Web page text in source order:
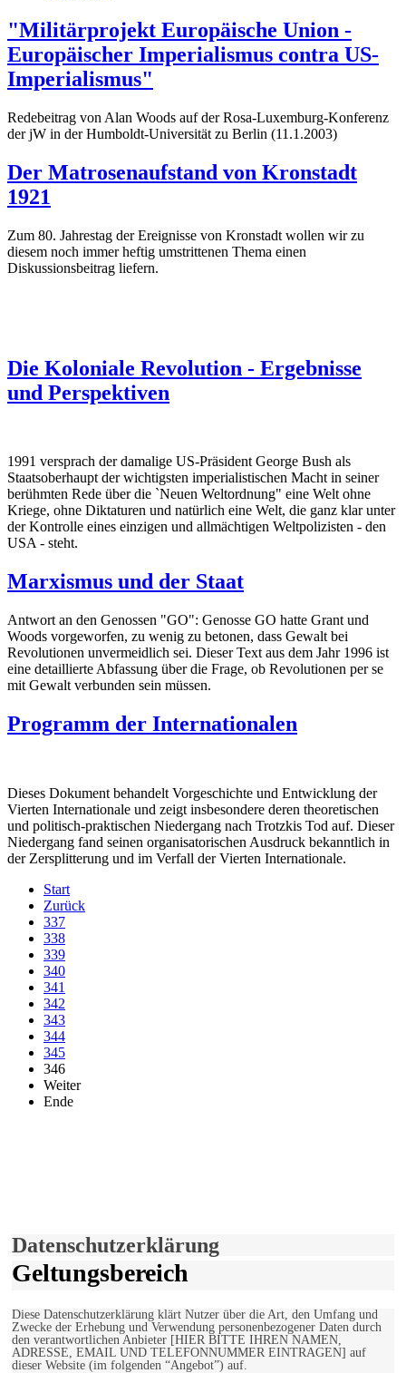
"Militärprojekt Europäische Union -
Europäischer Imperialismus contra US-
Imperialismus"
Redebeitrag von Alan Woods auf der Rosa-Luxemburg-Konferenz
der jW in der Humboldt-Universität zu Berlin (11.1.2003)
Der Matrosenaufstand von Kronstadt
1921
Zum 80. Jahrestag der Ereignisse von Kronstadt wollen wir zu
diesem noch immer heftig umstrittenen Thema einen
Diskussionsbeitrag liefern.
Die Koloniale Revolution - Ergebnisse
und Perspektiven
1991 versprach der damalige US-Präsident George Bush als
Staatsoberhaupt der wichtigsten imperialistischen Macht in seiner
berühmten Rede über die `Neuen Weltordnung" eine Welt ohne
Kriege, ohne Diktaturen und natürlich eine Welt, die ganz klar unter
der Kontrolle eines einzigen und allmächtigen Weltpolizisten - den
USA - steht.
Marxismus und der Staat
Antwort an den Genossen "GO": Genosse GO hatte Grant und
Woods vorgeworfen, zu wenig zu betonen, dass Gewalt bei
Revolutionen unvermeidlich sei. Dieser Text aus dem Jahr 1996 ist
eine detaillierte Abfassung über die Frage, ob Revolutionen per se
mit Gewalt verbunden sein müssen.
Programm der Internationalen
Dieses Dokument behandelt Vorgeschichte und Entwicklung der
Vierten Internationale und zeigt insbesondere deren theoretischen
und politisch-praktischen Niedergang nach Trotzkis Tod auf. Dieser
Niedergang fand seinen organisatorischen Ausdruck bekanntlich in
der Zersplitterung und im Verfall der Vierten Internationale.
Start
Zurück
337
338
339
340
341
342
343
344
345
346
Weiter
Ende
Datenschutzerklärung
Geltungsbereich
Diese Datenschutzerklärung klärt Nutzer über die Art, den Umfang und
Zwecke der Erhebung und Verwendung personenbezogener Daten durch
den verantwortlichen Anbieter [HIER BITTE IHREN NAMEN,
ADRESSE, EMAIL UND TELEFONNUMMER EINTRAGEN] auf
dieser Website (im folgenden “Angebot”) auf.